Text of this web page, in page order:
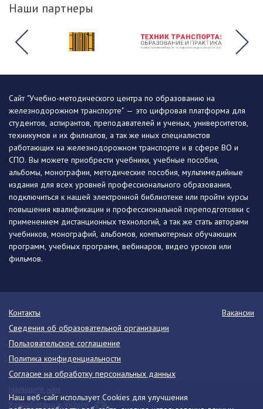
Наши партнеры
Наш веб-сайт использует Cookies для улучшения
Сайт "Учебно-методического центра по образованию на
железнодорожном транспорте" — это цифровая платформа для
студентов, аспирантов, преподавателей и ученых, университетов,
техникумов и их филиалов, а так же иных специалистов
работающих на железнодорожном транспорте и в сфере ВО и
СПО. Вы можете приобрести учебники, учебные пособия,
альбомы, монографии, методические пособия, мультимедийные
издания для всех уровней профессионального образования,
подключиться к нашей электронной библиотеке или пройти курсы
повышения квалификации и профессиональной переподготовки с
применением дистанционных технологий, а так же стать авторами
учебников, монографий, альбомов, компьютерных обучающих
программ, учебных программ, вебинаров, видео уроков или
фильмов.
Контакты
Вакансии
Сведения об образовательной организации
Пользовательское соглашение
Политика конфиденциальности
Согласие на обработку персональных данных
Разработано в Victory